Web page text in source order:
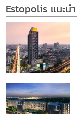
Estopolis แนะนำ